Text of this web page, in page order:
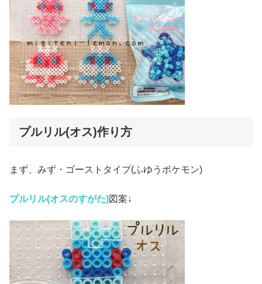
プルリル(オス)作り方
まず、みず・ゴーストタイプ(ふゆうポケモン)
プルリル(オスのすがた)図案↓